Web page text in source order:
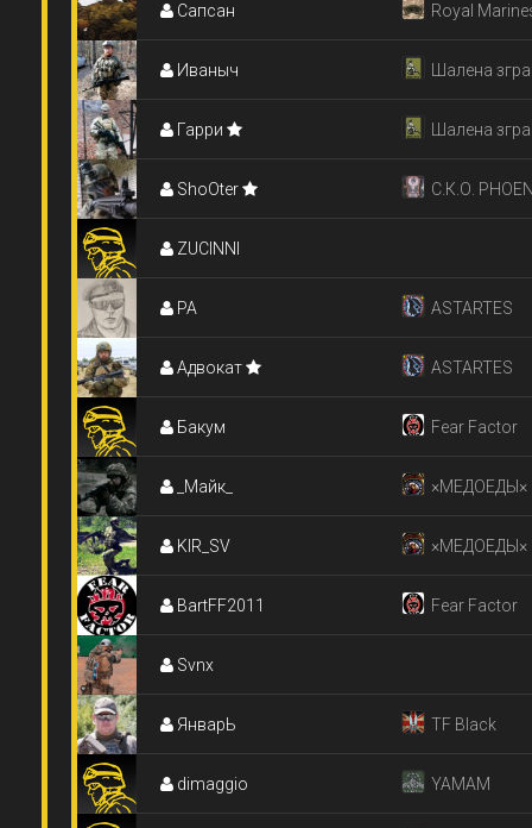
Сапсан Royal
Commando
Иваныч Шалена
Гарри Шалена
ShoOter С.К.О.
ZUCINNI
РА ASTARTES
Адвокат ASTARTES
Бакум Fear Factor
_Майк_ ×МЕДОЕДЫ×
KIR_SV ×МЕДОЕДЫ×
BartFF2011 Fear Factor
Svnx
ЯнварЬ TF Black
dimaggio YAMAM